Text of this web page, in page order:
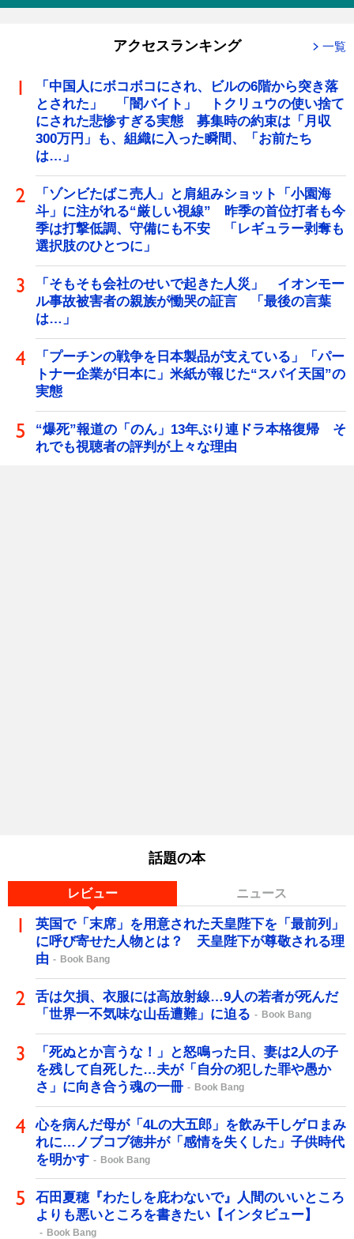
アクセスランキング 一覧
「中国人にボコボコにされ、ビルの6階から突き落
とされた」 「闇バイト」 トクリュウの使い捨て
にされた悲惨すぎる実態 募集時の約束は「月収
300万円」も、組織に入った瞬間、「お前たち
は…」
「ゾンビたばこ売人」と肩組みショット「小園海
斗」に注がれる“厳しい視線” 昨季の首位打者も今
季は打撃低調、守備にも不安 「レギュラー剥奪も
選択肢のひとつに」
「そもそも会社のせいで起きた人災」 イオンモー
ル事故被害者の親族が慟哭の証言 「最後の言葉
は…」
「プーチンの戦争を日本製品が支えている」「パー
トナー企業が日本に」米紙が報じた“スパイ天国”の
実態
“爆死”報道の「のん」13年ぶり連ドラ本格復帰 そ
れでも視聴者の評判が上々な理由
話題の本
レビュー ニュース
英国で「末席」を用意された天皇陛下を「最前列」
に呼び寄せた人物とは？ 天皇陛下が尊敬される理
由
Book Bang
舌は欠損、衣服には高放射線…9人の若者が死んだ
「世界一不気味な山岳遭難」に迫る
Book Bang
「死ぬとか言うな！」と怒鳴った日、妻は2人の子
を残して自死した…夫が「自分の犯した罪や愚か
さ」に向き合う魂の一冊
Book Bang
心を病んだ母が「4Lの大五郎」を飲み干しゲロまみ
れに…ノブコブ徳井が「感情を失くした」子供時代
を明かす
Book Bang
石田夏穂『わたしを庇わないで』人間のいいところ
よりも悪いところを書きたい【インタビュー】
Book Bang